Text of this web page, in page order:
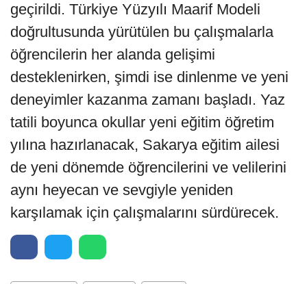
geçirildi. Türkiye Yüzyılı Maarif Modeli
doğrultusunda yürütülen bu çalışmalarla
öğrencilerin her alanda gelişimi
desteklenirken, şimdi ise dinlenme ve yeni
deneyimler kazanma zamanı başladı. Yaz
tatili boyunca okullar yeni eğitim öğretim
yılına hazırlanacak, Sakarya eğitim ailesi
de yeni dönemde öğrencilerini ve velilerini
aynı heyecan ve sevgiyle yeniden
karşılamak için çalışmalarını sürdürecek.